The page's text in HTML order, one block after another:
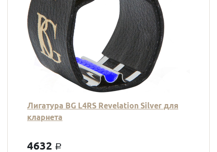
Лигатура BG L4RS Revelation Silver для
кларнета
4632 a